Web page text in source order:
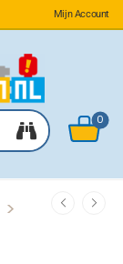
Mijn Account
0
>